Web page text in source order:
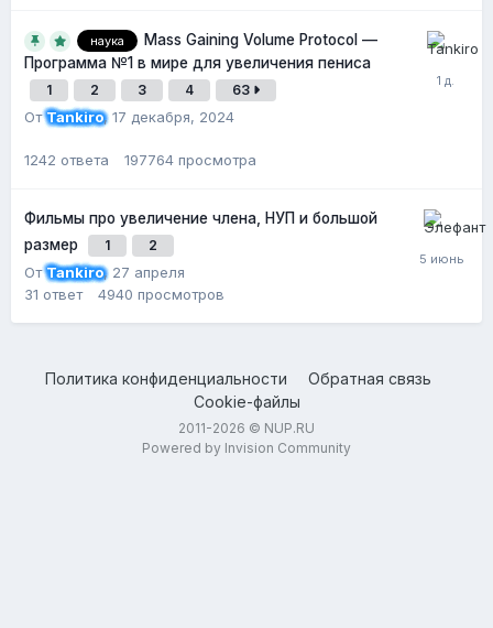
наука
Mass Gaining Volume Protocol —
Программа №1 в мире для увеличения пениса
1 2 3 4 63
ОтTankiro,17 декабря, 2024
1242 ответа 197764 просмотра
Фильмы про увеличение члена, НУП и большой
размер
1 2
ОтTankiro, 27 апреля
31 ответ 4940 просмотров
Политика конфиденциальности
Обратная связь
Cookie-файлы
2011-2026 © NUP.RU
Powered by Invision Community